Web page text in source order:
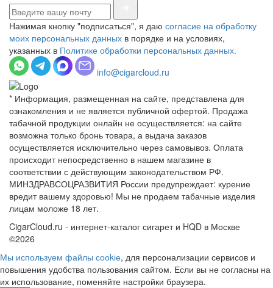
Нажимая кнопку "подписаться", я даю согласие на обработку
моих персональных данных в порядке и на условиях,
указанных в Политике обработки персональных данных.
info@cigarcloud.ru
* Информация, размещенная на сайте, представлена для
ознакомления и не является публичной офертой. Продажа
табачной продукции онлайн не осуществляется: на сайте
возможна только бронь товара, а выдача заказов
осуществляется исключительно через самовывоз. Оплата
происходит непосредственно в нашем магазине в
соответствии с действующим законодательством РФ.
МИНЗДРАВСОЦРАЗВИТИЯ России предупреждает: курение
вредит вашему здоровью! Мы не продаем табачные изделия
лицам моложе 18 лет.
CigarCloud.ru - интернет-каталог сигарет и HQD в Москве
©2026
Мы используем файлы сооkіе, для персонализации сервисов и
повышения удобства пользования сайтом. Если вы не согласны на
их использование, поменяйте настройки браузера.